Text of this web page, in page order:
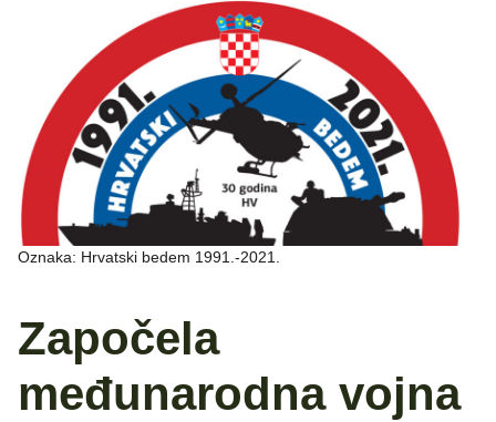
Oznaka: Hrvatski bedem 1991.-2021.
Započela
međunarodna vojna